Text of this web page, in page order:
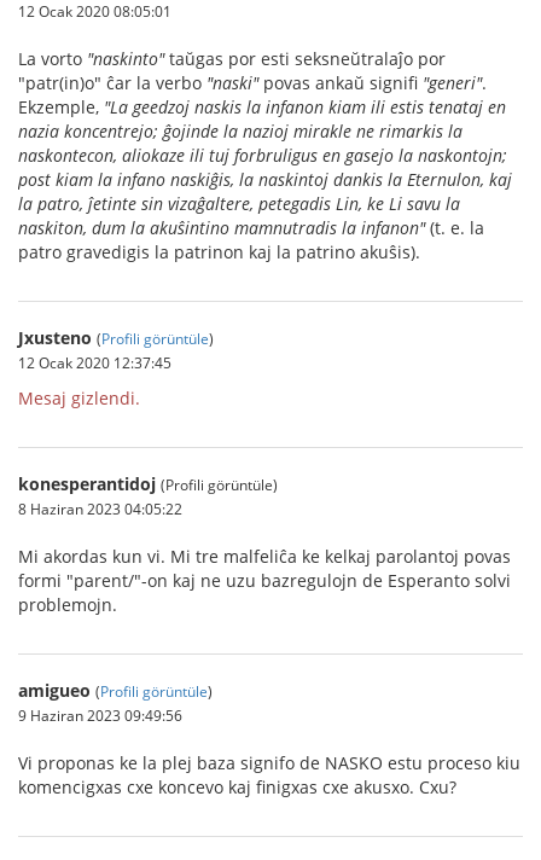
12 Ocak 2020 08:05:01
La vorto "naskinto"taŭgas por esti seksneŭtralaĵo por
"patr(in)o" ĉar la verbo "naski"povas ankaŭ signifi "generi".
Ekzemple, "La geedzoj naskis la infanon kiam ili estis tenataj en
nazia koncentrejo; ĝojinde la nazioj mirakle ne rimarkis la
naskontecon, aliokaze ili tuj forbruligus en gasejo la naskontojn;
post kiam la infano naskiĝis, la naskintoj dankis la Eternulon, kaj
la patro, ĵetinte sin vizaĝaltere, petegadis Lin, ke Li savu la
naskiton, dum la akuŝintino mamnutradis la infanon"(t. e. la
patro gravedigis la patrinon kaj la patrino akuŝis).
Jxusteno (Profili görüntüle)
12 Ocak 2020 12:37:45
Mesaj gizlendi.
konesperantidoj (Profili görüntüle)
8 Haziran 2023 04:05:22
Mi akordas kun vi. Mi tre malfeliĉa ke kelkaj parolantoj povas
formi "parent/"-on kaj ne uzu bazregulojn de Esperanto solvi
problemojn.
amigueo (Profili görüntüle)
9 Haziran 2023 09:49:56
Vi proponas ke la plej baza signifo de NASKO estu proceso kiu
komencigxas cxe koncevo kaj finigxas cxe akusxo. Cxu?